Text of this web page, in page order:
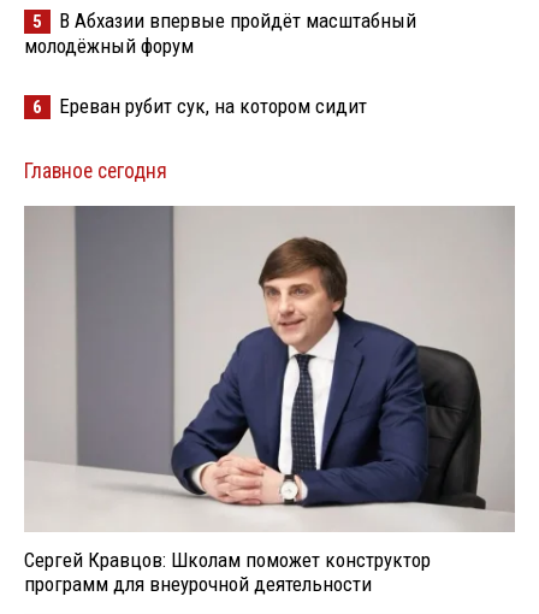
5
В Абхазии впервые пройдёт масштабный
молодёжный форум
6 Ереван рубит сук, на котором сидит
Главное сегодня
Сергей Кравцов: Школам поможет конструктор
программ для внеурочной деятельности